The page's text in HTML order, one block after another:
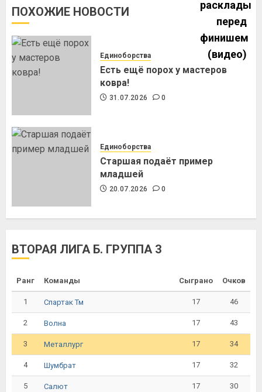
ПОХОЖИЕ НОВОСТИ
Единоборства
Есть ещё порох у мастеров
ковра!
31.07.2026 0
Единоборства
Старшая подаёт пример
младшей
20.07.2026 0
ВТОРАЯ ЛИГА Б. ГРУППА 3
Ранг Команды Сыграно Очков
1 Спартак Тм 17 46
2 Волна 17 43
3 Металлург 17 34
4 Шумбрат 17 32
5 Салют 17 30